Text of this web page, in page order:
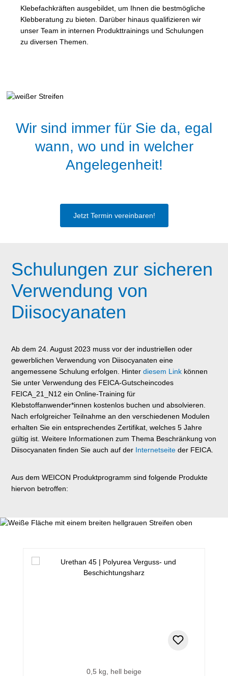
Klebefachkräften ausgebildet, um Ihnen die bestmögliche
Klebberatung zu bieten. Darüber hinaus qualifizieren wir
unser Team in internen Produkttrainings und Schulungen
zu diversen Themen.
Wir sind immer für Sie da, egal
wann, wo und in welcher
Angelegenheit!
Jetzt Termin vereinbaren!
Schulungen zur sicheren
Verwendung von
Diisocyanaten
Ab dem 24. August 2023 muss vor der industriellen oder
gewerblichen Verwendung von Diisocyanaten eine
angemessene Schulung erfolgen. Hinterdiesem Link können
Sie unter Verwendung des FEICA-Gutscheincodes
FEICA_21_N12 ein Online-Training für
Klebstoffanwender*innen kostenlos buchen und absolvieren.
Nach erfolgreicher Teilnahme an den verschiedenen Modulen
erhalten Sie ein entsprechendes Zertifikat, welches 5 Jahre
gültig ist. Weitere Informationen zum Thema Beschränkung von
Diisocyanaten finden Sie auch auf der Internetseite der FEICA.
Aus dem WEICON Produktprogramm sind folgende Produkte
hiervon betroffen:
0,5 kg, hell beige